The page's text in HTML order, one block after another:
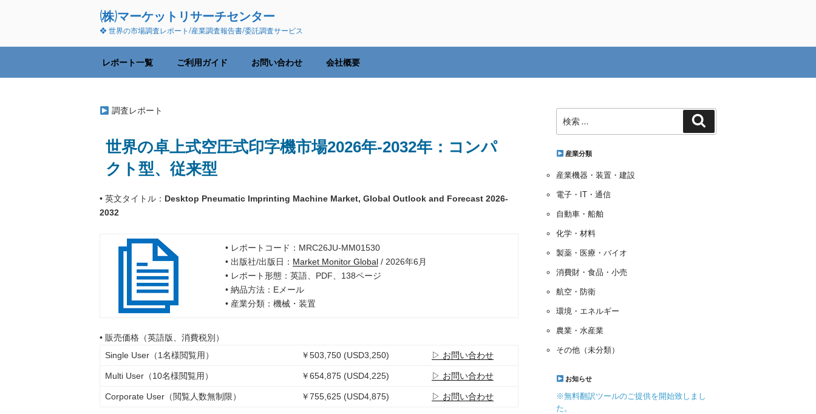
ン
へ
(株)マーケットリサーチセンター
❖ 世界の市場調査レポート/産業調査報告書/委託調査サービス
レポート一覧 ご利用ガイド お問い合わせ 会社概要
調査レポート
世界の卓上式空圧式印字機市場2026年-2032年：コンパ
クト型、従来型
• 英文タイトル： Desktop Pneumatic Imprinting Machine Market, Global Outlook and Forecast 2026-
2032
• レポートコード：MRC26JU-MM01530
• 出版社/出版日： Market Monitor Global/ 2026年6月
• レポート形態：英語、PDF、138ページ
• 納品方法：Eメール
• 産業分類：機械・装置
• 販売価格（英語版、消費税別）
Single User（1名様閲覧用）
￥503,750 (USD3,250) ▷ お問い合わせ
Multi User（10名様閲覧用） ￥654,875 (USD4,225) ▷ お問い合わせ
Corporate User（閲覧人数無制限） ￥755,625 (USD4,875) ▷ お問い合わせ
索:
産業分類
産業機器・装置・建設
電子・IT・通信
自動車・船舶
化学・材料
製薬・医療・バイオ
消費財・食品・小売
航空・防衛
環境・エネルギー
農業・水産業
その他（未分類）
お知らせ
※無料翻訳ツールのご提供を開始致しまし
た。